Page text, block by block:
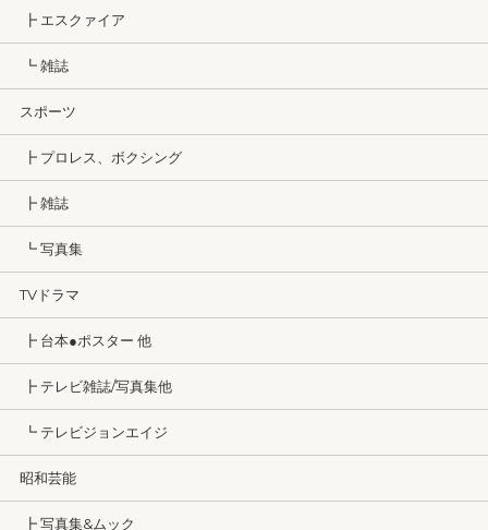
┣ エスクァイア
┗ 雑誌
スポーツ
┣ プロレス、ボクシング
┣ 雑誌
┗ 写真集
TVドラマ
┣ 台本●ポスター 他
┣ テレビ雑誌/写真集他
┗ テレビジョンエイジ
昭和芸能
┣ 写真集&ムック